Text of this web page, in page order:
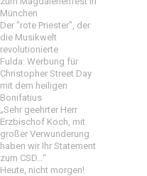
München
Der "rote Priester", der
die Musikwelt
revolutionierte
Fulda: Werbung für
Christopher Street Day
mit dem heiligen
Bonifatius
„Sehr geehrter Herr
Erzbischof Koch, mit
großer Verwunderung
haben wir Ihr Statement
zum CSD…“
Heute, nicht morgen!